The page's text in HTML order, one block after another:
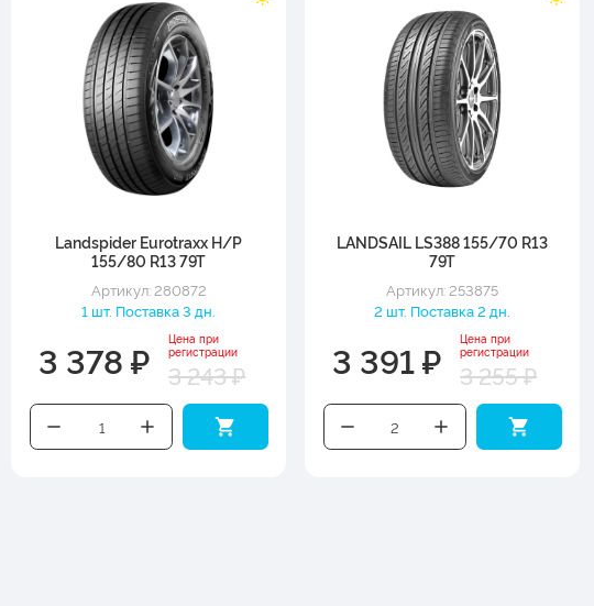
Landspider Eurotraxx H/P
155/80 R13 79T
Артикул: 280872
1 шт. Поставка 3 дн.
3 378 ₽
Цена при
регистрации
3 243 ₽
LANDSAIL LS388 155/70 R13
79T
Артикул: 253875
2 шт. Поставка 2 дн.
3 391 ₽
Цена при
регистрации
3 255 ₽